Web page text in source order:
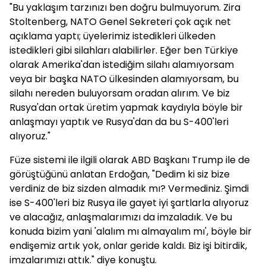
"Bu yaklaşım tarzınızı ben doğru bulmuyorum. Zira
Stoltenberg, NATO Genel Sekreteri çok açık net
açıklama yaptı; üyelerimiz istedikleri ülkeden
istedikleri gibi silahları alabilirler. Eğer ben Türkiye
olarak Amerika'dan istediğim silahı alamıyorsam
veya bir başka NATO ülkesinden alamıyorsam, bu
silahı nereden buluyorsam oradan alırım. Ve biz
Rusya'dan ortak üretim yapmak kaydıyla böyle bir
anlaşmayı yaptık ve Rusya'dan da bu S-400'leri
alıyoruz."
Füze sistemi ile ilgili olarak ABD Başkanı Trump ile de
görüştüğünü anlatan Erdoğan, "Dedim ki siz bize
verdiniz de biz sizden almadık mı? Vermediniz. Şimdi
ise S-400'leri biz Rusya ile gayet iyi şartlarla alıyoruz
ve alacağız, anlaşmalarımızı da imzaladık. Ve bu
konuda bizim yani 'alalım mı almayalım mı', böyle bir
endişemiz artık yok, onlar geride kaldı. Biz işi bitirdik,
imzalarımızı attık." diye konuştu.